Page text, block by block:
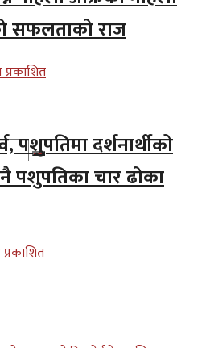
सफलताको राज
पशुपतिमा दर्शनार्थीको
पशुपतिका चार ढोका